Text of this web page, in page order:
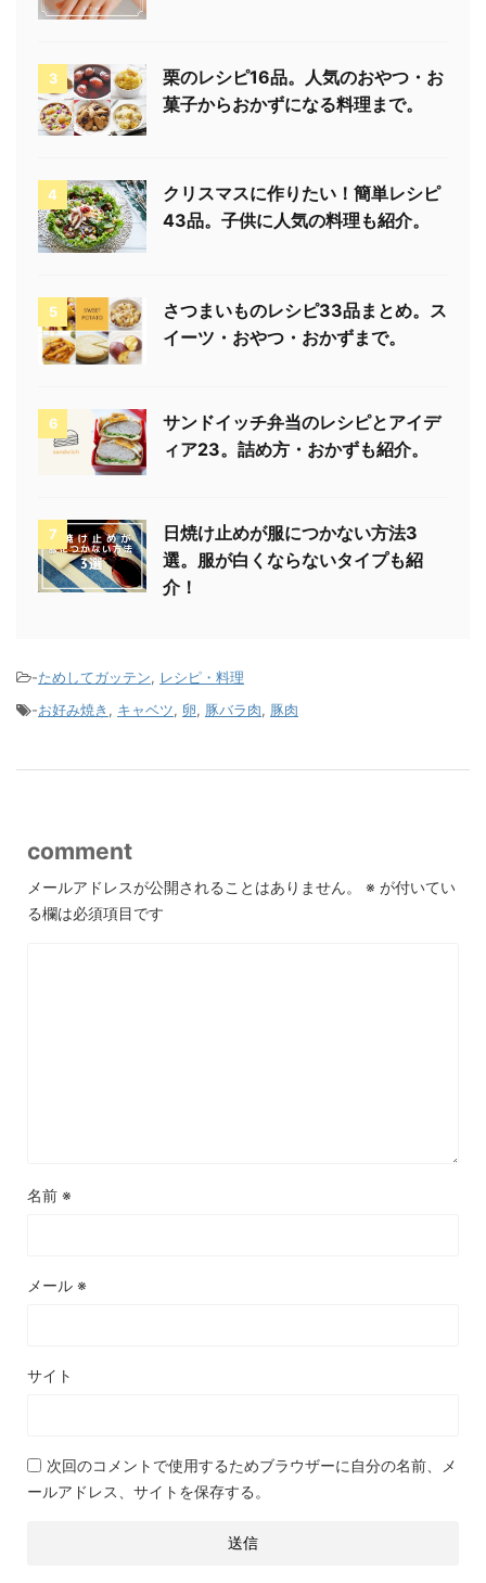
3
栗のレシピ16品。人気のおやつ・お
菓子からおかずになる料理まで。
4
クリスマスに作りたい！簡単レシピ
43品。子供に人気の料理も紹介。
5
さつまいものレシピ33品まとめ。ス
イーツ・おやつ・おかずまで。
6
サンドイッチ弁当のレシピとアイデ
ィア23。詰め方・おかずも紹介。
7
日焼け止めが服につかない方法3
選。服が白くならないタイプも紹
介！
-ためしてガッテン, レシピ・料理
-お好み焼き , キャベツ, 卵, 豚バラ肉, 豚肉
comment
メールアドレスが公開されることはありません。 ※ が付いてい
る欄は必須項目です
名前 ※
メール ※
サイト
次回のコメントで使用するためブラウザーに自分の名前、メ
ールアドレス、サイトを保存する。